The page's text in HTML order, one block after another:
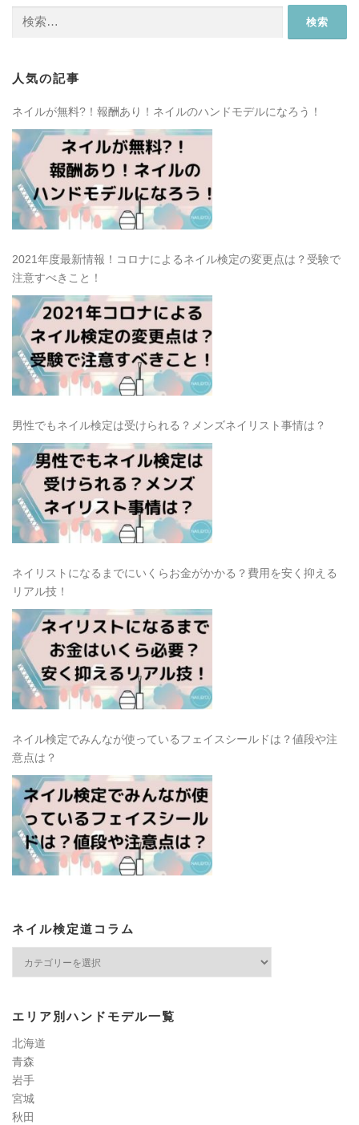
人気の記事
ネイルが無料?！報酬あり！ネイルのハンドモデルになろう！
2021年度最新情報！コロナによるネイル検定の変更点は？受験で
注意すべきこと！
男性でもネイル検定は受けられる？メンズネイリスト事情は？
ネイリストになるまでにいくらお金がかかる？費用を安く抑える
リアル技！
ネイル検定でみんなが使っているフェイスシールドは？値段や注
意点は？
ネイル検定道コラム
定
コ
ラ
ム
エリア別ハンドモデル一覧
北海道
青森
岩手
宮城
秋田